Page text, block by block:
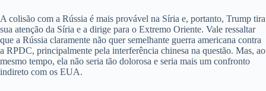
A colisão com a Rússia é mais provável na Síria e, portanto, Trump tira
sua atenção da Síria e a dirige para o Extremo Oriente. Vale ressaltar
que a Rússia claramente não quer semelhante guerra americana contra
a RPDC, principalmente pela interferência chinesa na questão. Mas, ao
mesmo tempo, ela não seria tão dolorosa e seria mais um confronto
indireto com os EUA.